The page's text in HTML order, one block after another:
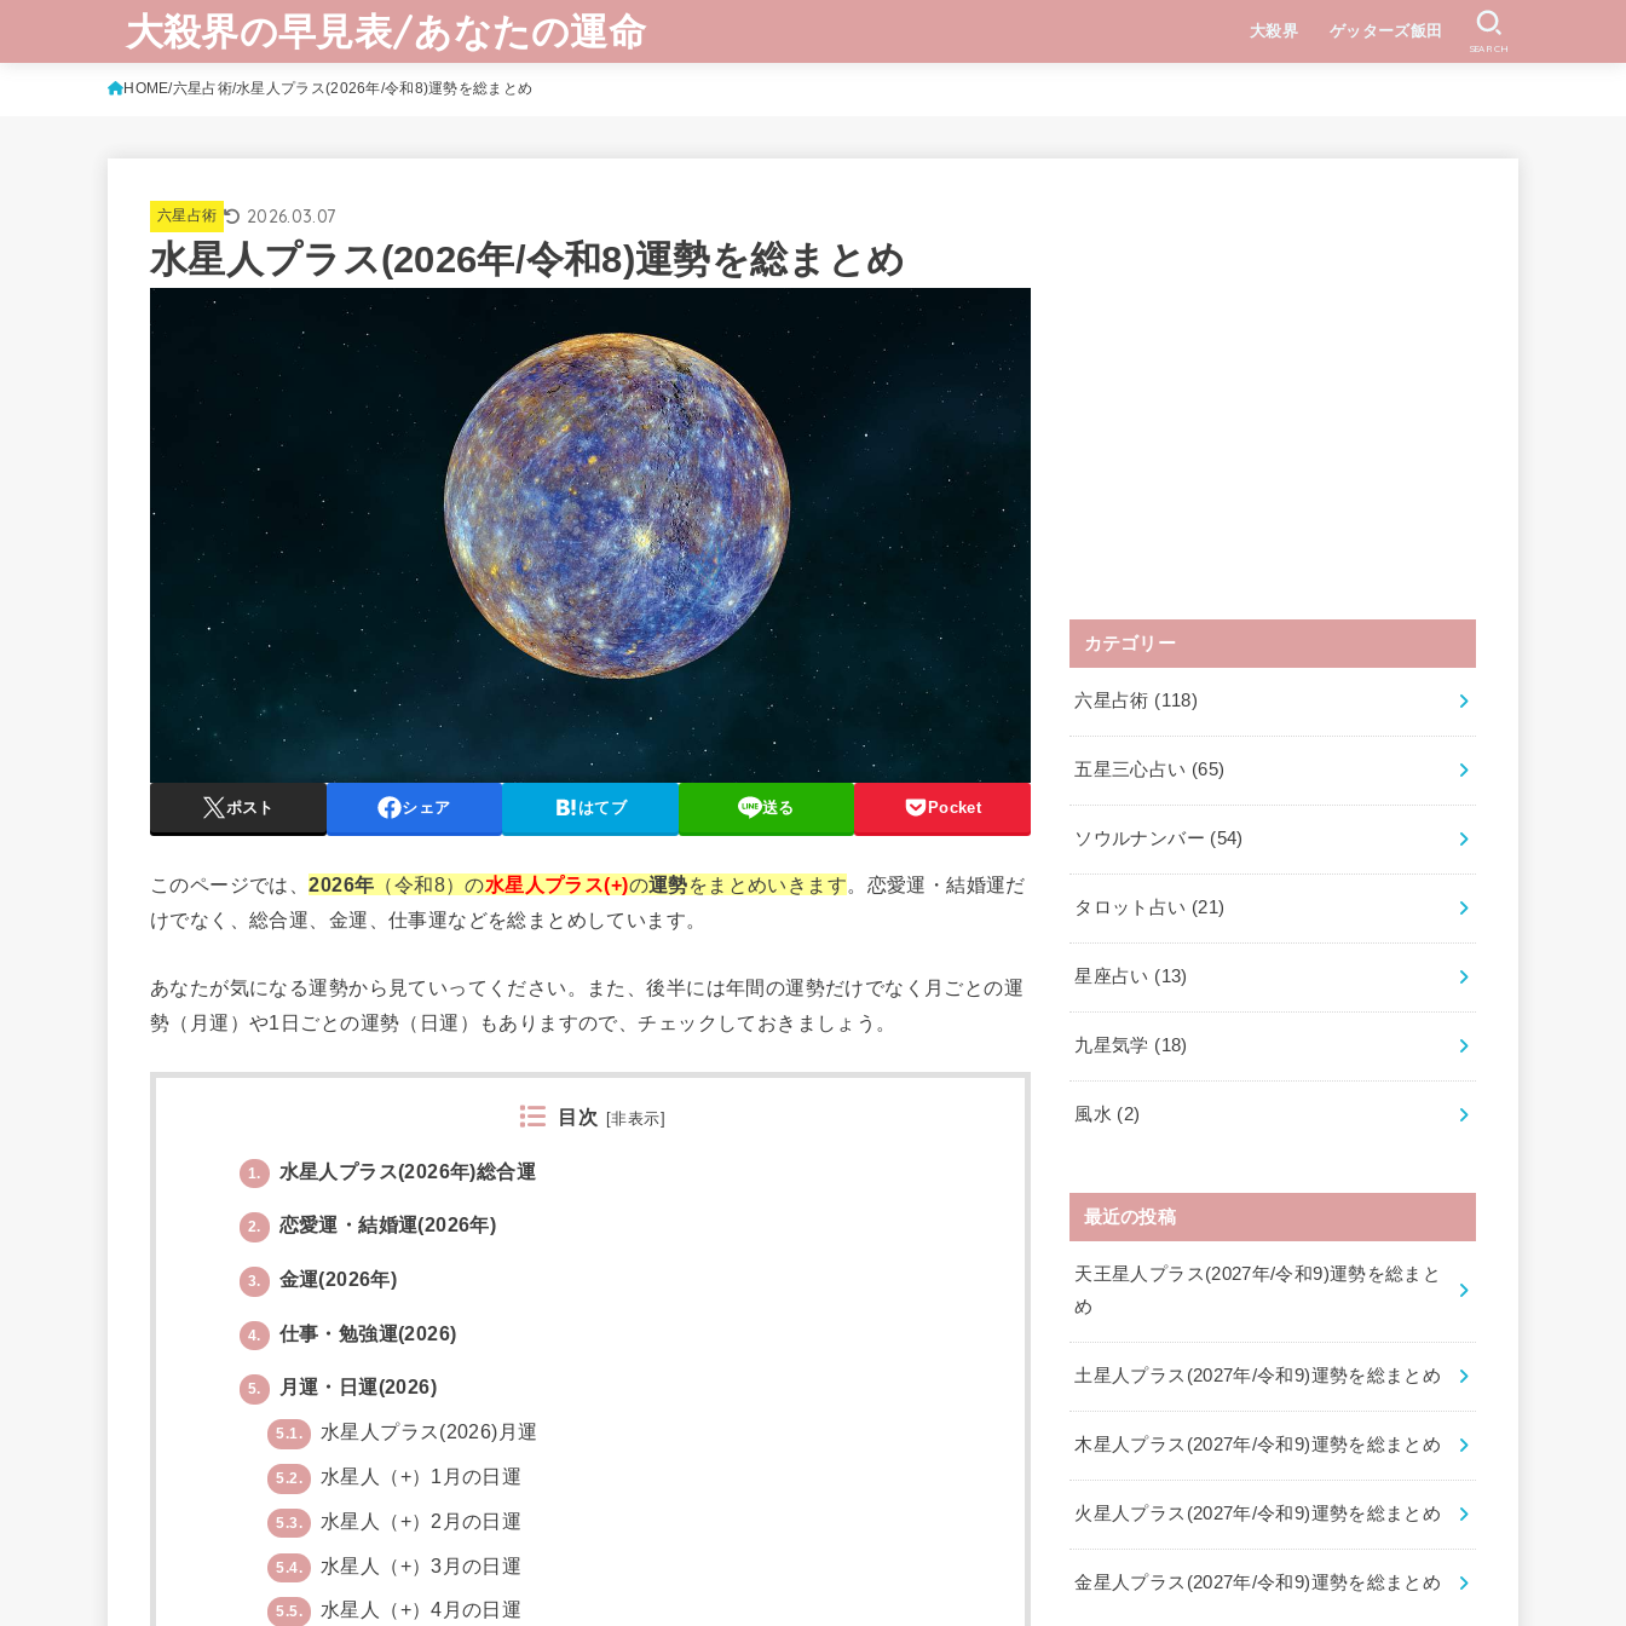
大殺界の早見表/あなたの運命 大殺界 ゲッターズ飯田
SEARCH
HOME 六星占術 水星人プラス(2026年/令和8)運勢を総まとめ
六星占術 2026.03.07
水星人プラス(2026年/令和8)運勢を総まとめ
ポスト シェア はてブ 送る Pocket
このページでは、2026年 （令和8）の水星人プラス(+)の運勢をまとめいきます。恋愛運・結婚運だ
けでなく、総合運、金運、仕事運などを総まとめしています。
あなたが気になる運勢から見ていってください。また、後半には年間の運勢だけでなく月ごとの運
勢（月運）や1日ごとの運勢（日運）もありますので、チェックしておきましょう。
目次 [非表示
1. 水星人プラス(2026年)総合運
2. 恋愛運・結婚運(2026年)
3. 金運(2026年)
4. 仕事・勉強運(2026)
5. 月運・日運(2026)
5.1. 水星人プラス(2026)月運
5.2. 水星人（+）1月の日運
5.3. 水星人（+）2月の日運
5.4. 水星人（+）3月の日運
5.5. 水星人（+）4月の日運
カテゴリー
六星占術 (118)
五星三心占い (65)
ソウルナンバー (54)
タロット占い (21)
星座占い (13)
九星気学 (18)
風水 (2)
最近の投稿
天王星人プラス(2027年/令和9)運勢を総まと
め
土星人プラス(2027年/令和9)運勢を総まとめ
木星人プラス(2027年/令和9)運勢を総まとめ
火星人プラス(2027年/令和9)運勢を総まとめ
金星人プラス(2027年/令和9)運勢を総まとめ